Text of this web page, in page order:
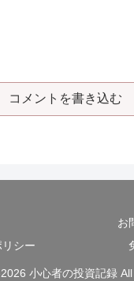
コメントを書き込む
お
シー
小心者の投資記録 All